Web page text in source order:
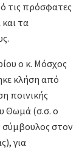
τις πρόσφατες
και τα
ο κ. Μόσχος
κλήση από
ποινικής
Θωμά (σ.σ. ο
σύμβουλος στον
για